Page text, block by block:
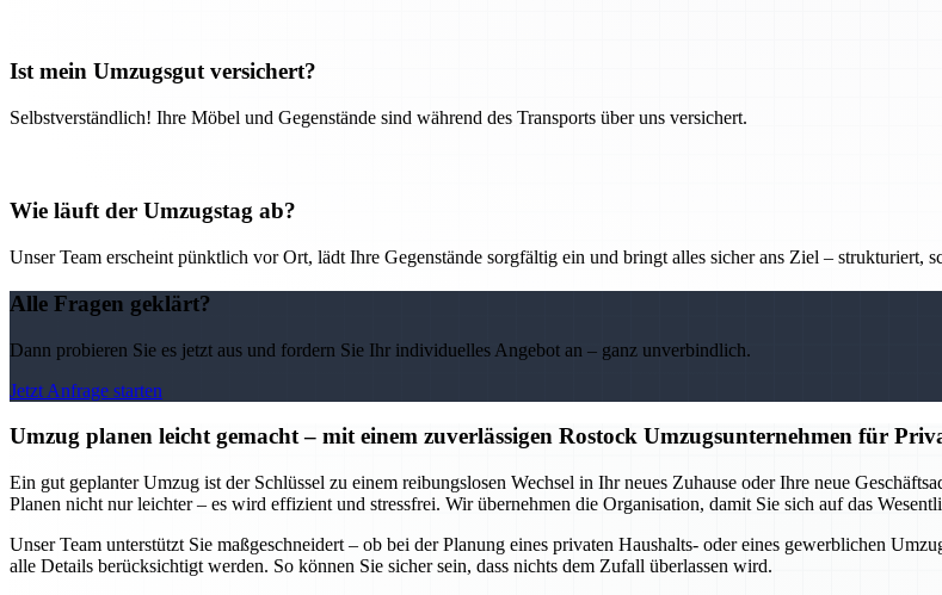
Ist mein Umzugsgut versichert?
Selbstverständlich! Ihre Möbel und Gegenstände sind während des Transports über uns versichert.
Wie läuft der Umzugstag ab?
Unser Team erscheint pünktlich vor Ort, lädt Ihre Gegenstände sorgfältig ein und bringt alles sicher ans Ziel – strukturiert,
Alle Fragen geklärt?
Dann probieren Sie es jetzt aus und fordern Sie Ihr individuelles Angebot an – ganz unverbindlich.
Jetzt Anfrage starten
Umzug planen leicht gemacht – mit einem zuverlässigen Rostock Umzugsunternehmen für
Ein gut geplanter Umzug ist der Schlüssel zu einem reibungslosen Wechsel in Ihr neues Zuhause oder Ihre neue
Planen nicht nur leichter – es wird effizient und stressfrei. Wir übernehmen die Organisation, damit Sie sich auf das
Unser Team unterstützt Sie maßgeschneidert – ob bei der Planung eines privaten Haushalts- oder eines gewerblichen
alle Details berücksichtigt werden. So können Sie sicher sein, dass nichts dem Zufall überlassen wird.